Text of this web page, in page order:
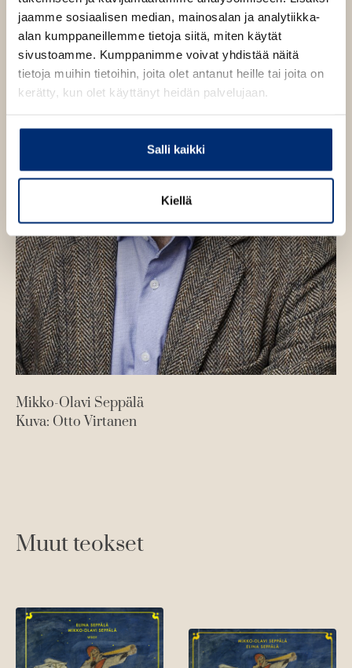
jaamme sosiaalisen median, mainosalan ja analytiikka-
alan kumppaneillemme tietoja siitä, miten käytät
sivustoamme. Kumppanimme voivat yhdistää näitä
tietoja muihin tietoihin, joita olet antanut heille tai joita on
kerätty, kun olet käyttänyt heidän palvelujaan.
Salli kaikki
Kiellä
p
p
ä
l
Mikko-Olavi Seppälä
Kuva: Otto Virtanen
Muut teokset